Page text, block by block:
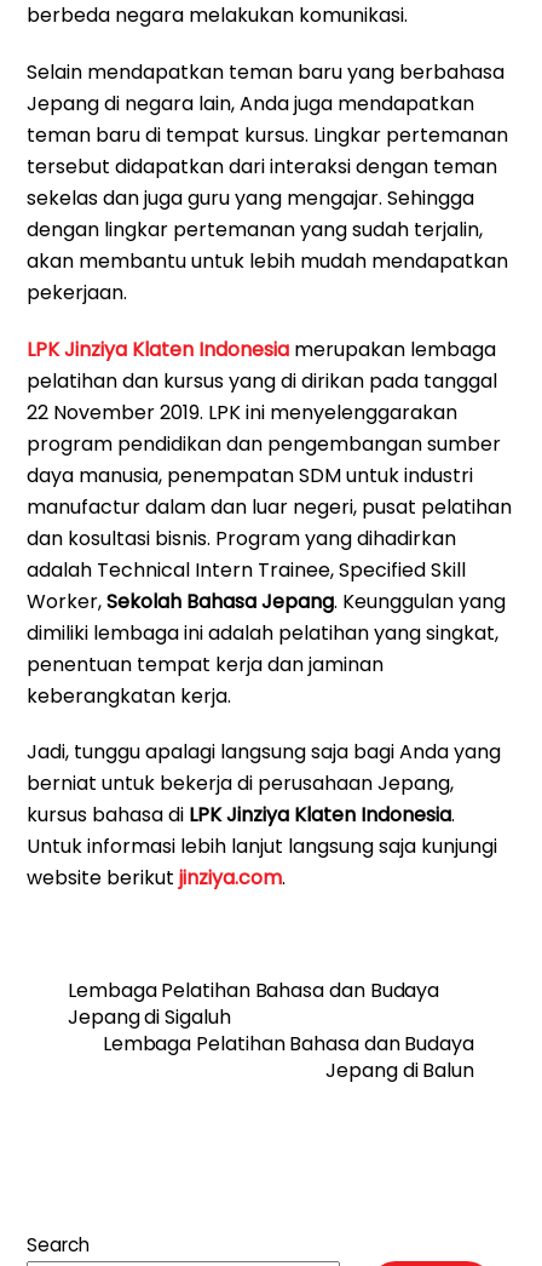
berbeda negara melakukan komunikasi.
Selain mendapatkan teman baru yang berbahasa
Jepang di negara lain, Anda juga mendapatkan
teman baru di tempat kursus. Lingkar pertemanan
tersebut didapatkan dari interaksi dengan teman
sekelas dan juga guru yang mengajar. Sehingga
dengan lingkar pertemanan yang sudah terjalin,
akan membantu untuk lebih mudah mendapatkan
pekerjaan.
LPK Jinziya Klaten Indonesia merupakan lembaga
pelatihan dan kursus yang di dirikan pada tanggal
22 November 2019. LPK ini menyelenggarakan
program pendidikan dan pengembangan sumber
daya manusia, penempatan SDM untuk industri
manufactur dalam dan luar negeri, pusat pelatihan
dan kosultasi bisnis. Program yang dihadirkan
adalah Technical Intern Trainee, Specified Skill
Worker,Sekolah Bahasa Jepang. Keunggulan yang
dimiliki lembaga ini adalah pelatihan yang singkat,
penentuan tempat kerja dan jaminan
keberangkatan kerja.
Jadi, tunggu apalagi langsung saja bagi Anda yang
berniat untuk bekerja di perusahaan Jepang,
kursus bahasa di LPK Jinziya Klaten Indonesia.
Untuk informasi lebih lanjut langsung saja kunjungi
website berikutjinziya.com.
Lembaga Pelatihan Bahasa dan Budaya
Jepang di Sigaluh
Lembaga Pelatihan Bahasa dan Budaya
Jepang di Balun
Search